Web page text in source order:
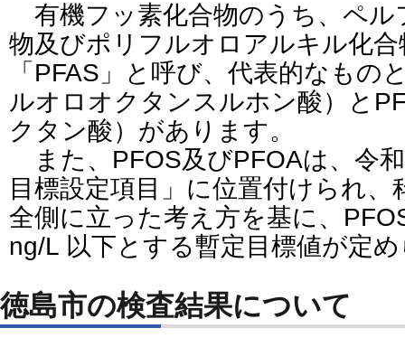
有機フッ素化合物のうち、ペル
物及びポリフルオロアルキル化
「PFAS」と呼び、代表的なもの
ルオロオクタンスルホン酸）と
クタン酸）があります。
また、PFOS及びPFOAは、令
目標設定項目」に位置付けられ
全側に立った考え方を基に、
ng/L 以下とする暫定目標値が定
徳島市の検査結果について